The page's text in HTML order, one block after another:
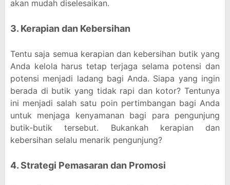
akan mudah diselesaikan.
3. Kerapian dan Kebersihan
Tentu saja semua kerapian dan kebersihan butik yang
Anda kelola harus tetap terjaga selama potensi dan
potensi menjadi ladang bagi Anda. Siapa yang ingin
berada di butik yang tidak rapi dan kotor? Tentunya
ini menjadi salah satu poin pertimbangan bagi Anda
untuk menjaga kenyamanan bagi para pengunjung
butik-butik tersebut. Bukankah kerapian dan
kebersihan selalu menarik pengunjung?
4. Strategi Pemasaran dan Promosi